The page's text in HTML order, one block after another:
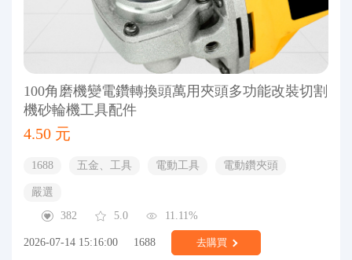
100角磨機變電鑽轉換頭萬用夾頭多功能改裝切割
機砂輪機工具配件
4.50 元
1688 五金、工具 電動工具 電動鑽夾頭
嚴選
382
5.0 11.11%
2026-07-14 15:16:00 1688 去購買